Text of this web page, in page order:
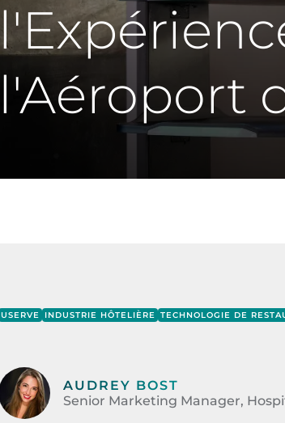
l'Aéroport
USERVE INDUSTRIE HÔTELIÈRE TECHNOLOGIE DE
AUDREY BOST
Senior Marketing Manager,